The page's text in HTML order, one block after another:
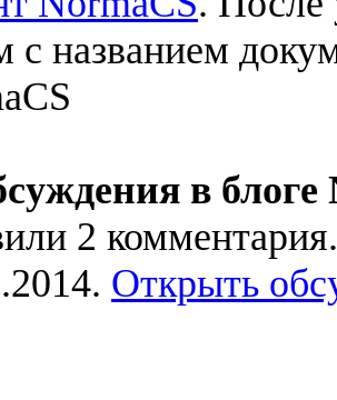
с названием
в
2
Открыть